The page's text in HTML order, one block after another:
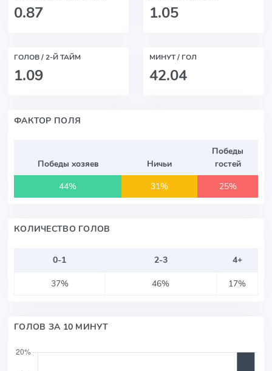
0.87 1.05
ГОЛОВ / 2-Й ТАЙМ
1.09
МИНУТ / ГОЛ
42.04
ФАКТОР ПОЛЯ
Победы хозяев Ничьи
Победы
гостей
44%
31% 25%
КОЛИЧЕСТВО ГОЛОВ
0-1 2-3
4+
37%
46% 17%
ГОЛОВ ЗА 10 МИНУТ